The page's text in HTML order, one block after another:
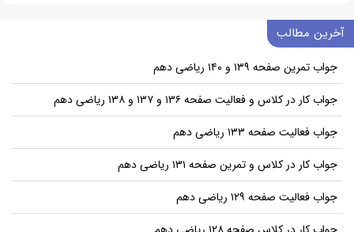
آخرین مطالب
جواب تمرین صفحه ۱۳۹ و ۱۴۰ ریاضی دهم
جواب کار در کلاس و فعالیت صفحه ۱۳۶ و ۱۳۷ و ۱۳۸ ریاضی دهم
جواب فعالیت صفحه ۱۳۳ ریاضی دهم
جواب کار در کلاس و تمرین صفحه ۱۳۱ ریاضی دهم
جواب فعالیت صفحه ۱۲۹ ریاضی دهم